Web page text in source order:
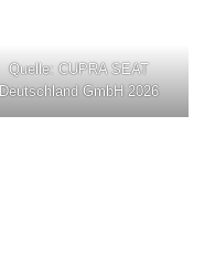
Quelle: CUPRA SEAT
Deutschland GmbH 2026